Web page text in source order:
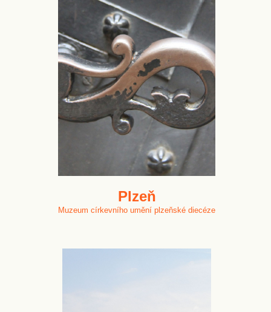
Plzeň
Muzeum církevního umění plzeňské diecéze